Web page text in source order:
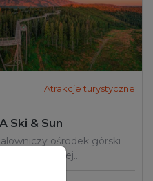
Atrakcje turystyczne
Ski & Sun
ośrodek górski
dla całej…